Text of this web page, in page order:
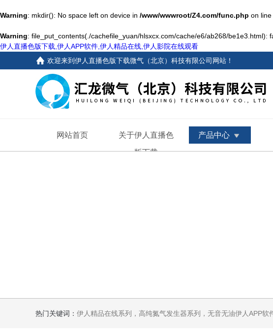
Warning: mkdir(): No space left on device in /www/wwwroot/Z4.com/func.php on line
Warning: file_put_contents(./cachefile_yuan/hlsxcx.com/cache/e6/ab268/be1e3.html):
伊人直播色版下载,伊人APP软件,伊人精品在线,伊人影院在线观看
欢迎来到伊人直播色版下载微气（北京）科技有限公司网站 ！
网站首页 关于伊人直播色
版下载
产品中心
热门关键词： 伊人精品在线系列，高纯氮气发生器系列，无音无油伊人APP软件系列氢空一体机系列，氮空一体机系列，氮氢空三气一体机系列，气体净化器系列，代